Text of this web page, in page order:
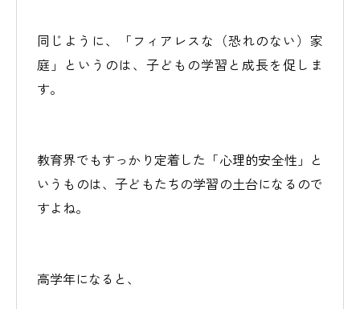
同じように、「フィアレスな（恐れのない）家
庭」というのは、子どもの学習と成長を促しま
す。
教育界でもすっかり定着した「心理的安全性」と
いうものは、子どもたちの学習の土台になるので
すよね。
高学年になると、